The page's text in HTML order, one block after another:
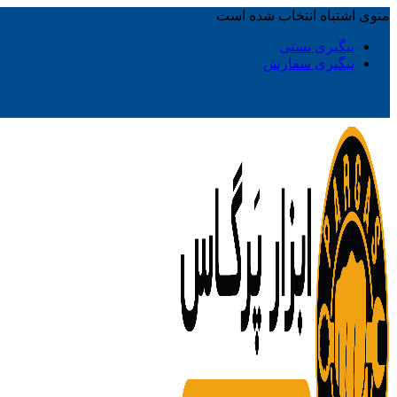
منوی اشتباه انتخاب شده است
پیگیری پستی
پیگیری سفارش